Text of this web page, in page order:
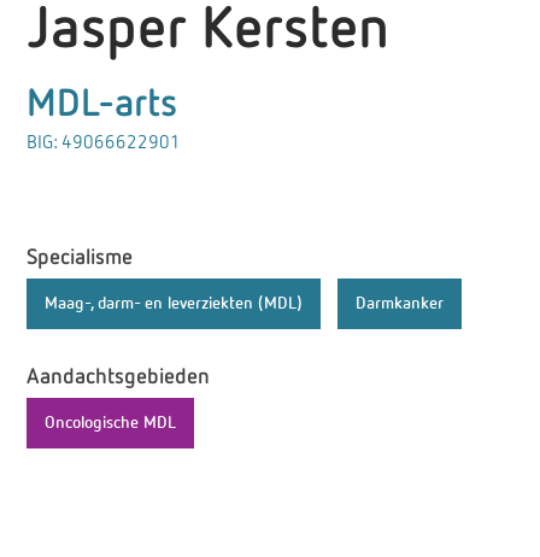
Jasper Kersten
MDL-arts
BIG: 49066622901
Specialisme
Maag-, darm- en leverziekten (MDL) Darmkanker
Aandachtsgebieden
Oncologische MDL